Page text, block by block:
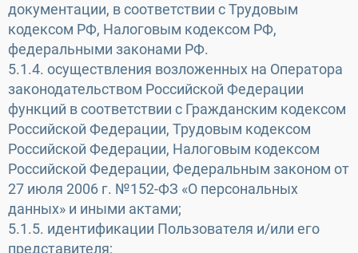
документации, в соответствии с Трудовым
кодексом РФ, Налоговым кодексом РФ,
федеральными законами РФ.
5.1.4. осуществления возложенных на Оператора
законодательством Российской Федерации
функций в соответствии с Гражданским кодексом
Российской Федерации, Трудовым кодексом
Российской Федерации, Налоговым кодексом
Российской Федерации, Федеральным законом от
27 июля 2006 г. №152-ФЗ «О персональных
данных» и иными актами;
5.1.5. идентификации Пользователя и/или его
представителя;